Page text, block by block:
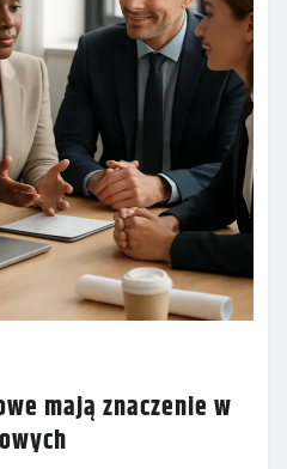
mają znaczenie w